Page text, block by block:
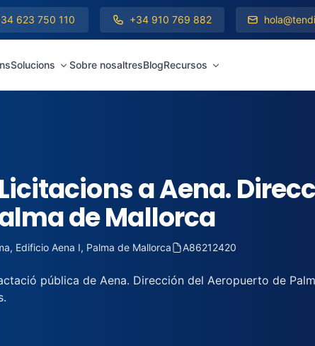
623 750 110 +34 910 769 882
Solucions Sobre nosaltresBlogRecursos
a Aena.
de Mallorca
Edificio Aena I, Palma de Mallorca A86212420
pública de Aena. Dirección del Aeropuerto de